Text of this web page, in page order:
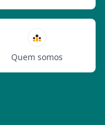
Quem somos